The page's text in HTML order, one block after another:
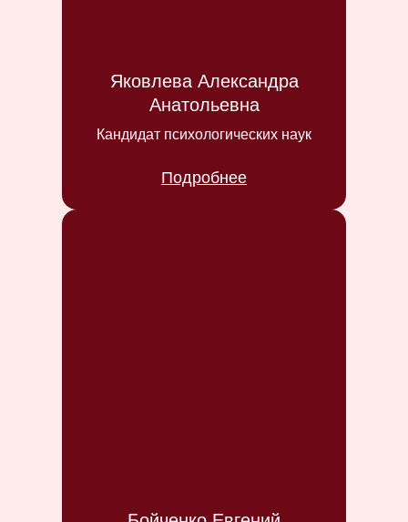
Яковлева Александра
Анатольевна
Кандидат психологических наук
Подробнее